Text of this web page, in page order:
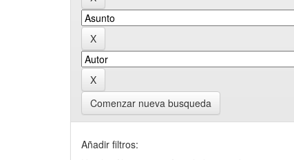
Comenzar nueva busqueda
Añadir filtros: